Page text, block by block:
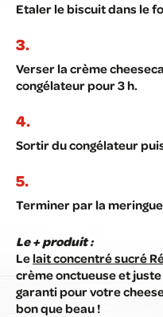
Etaler le biscuit dans le
Verser la crème
congélateur pour 3 h.
Sortir du congélateur
Terminer par la
Le + produit :
Lelait concentré sucré
crème onctueuse et
garanti pour votre
bon que beau !